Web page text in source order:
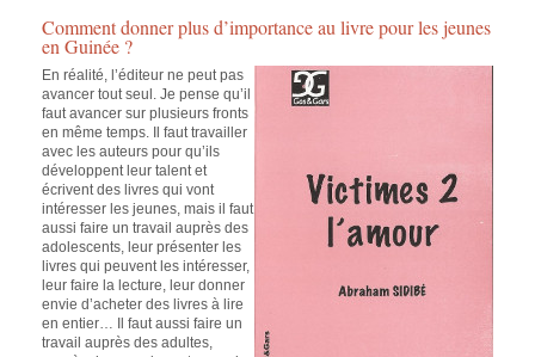
Comment donner plus d’importance au livre pour les jeunes
en Guinée ?
En réalité, l’éditeur ne peut pas
avancer tout seul. Je pense qu’il
faut avancer sur plusieurs fronts
en même temps. Il faut travailler
avec les auteurs pour qu’ils
développent leur talent et
écrivent des livres qui vont
intéresser les jeunes, mais il faut
aussi faire un travail auprès des
adolescents, leur présenter les
livres qui peuvent les intéresser,
leur faire la lecture, leur donner
envie d’acheter des livres à lire
en entier… Il faut aussi faire un
travail auprès des adultes,